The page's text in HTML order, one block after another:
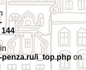
144
penza.ru/i_top.php on